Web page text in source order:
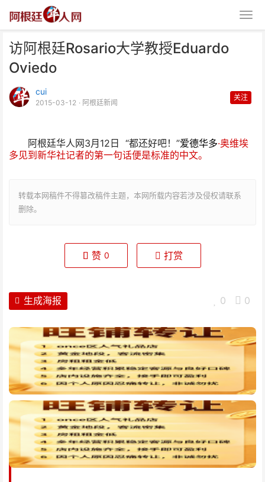
访阿根廷Rosario大学教授Eduardo
Oviedo
cui
2015-03-12 · 阿根廷新闻
关注
阿根廷华人网3月12日 “都还好吧！”爱德华多·奥维埃
多见到新华社记者的第一句话便是标准的中文。
转载本网稿件不得篡改稿件主题，本网所载内容若涉及侵权请联系
删除。
访阿根廷Rosario大学教授
Eduardo Ovi
赞 0 打赏
0 0
生成海报